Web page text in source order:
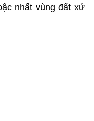
nhất vùng đất xứ